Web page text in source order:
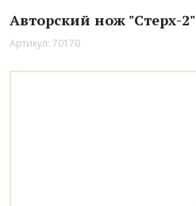
Авторский нож "Стерх-2"
Артикул: 70170